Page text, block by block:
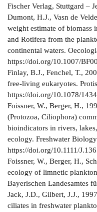
Fischer Verlag, Stuttgard –
Dumont, H.J., Vasn de
weight estimate of biomass
and Rotifera from the
continental waters.
https://doi.org/10.1007/
Finlay, B.J., Fenchel, T.,
free-living eukaryotes.
https://doi.org/10.1078/
Foissner, W., Berger, H.,
(Protozoa, Ciliophora)
bioindicators in rivers,
ecology. Freshwater
https://doi.org/10.1111/
Foissner, W., Berger, H.,
ecology of limnetic
Bayerischen Landesamtes
Jack, J.D., Gilbert, J.J.,
ciliates in freshwater